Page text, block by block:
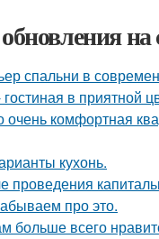
на
спальни в
в приятной
очень комфортная
кухонь.
проведения
про это.
больше всего